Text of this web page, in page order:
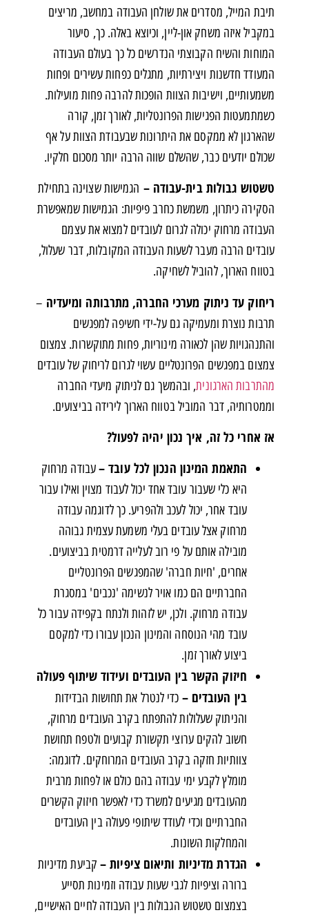
תיבת המייל, מסדרים את שולחן העבודה במחשב, מריצים
במקביל איזה משחק און-ליין, וכיוצא באלה. כך, סיעור
המוחות והשיח הקבוצתי הנדרשים כל כך בעולם העבודה
המעודד חדשנות ויצירתיות, מתגלים כפחות עשירים ופחות
משמעותיים, וישיבות הצוות הופכות להרבה פחות מועילות.
כשמתמעטות הפגישות הפרונטליות, לאורך זמן, קורה
שהארגון לא ממקסם את היתרונות שבעבודת הצוות על אף
שכולם יודעים כבר, שהשלם שווה הרבה יותר מסכום חלקיו.
טשטוש גבולות בית-עבודה – הגמישות שצוינה בתחילת
הסקירה כיתרון, משמשת כחרב פיפיות: הגמישות שמאפשרת
העבודה מרחוק יכולה לגרום לעובדים למצוא את עצמם
עובדים הרבה מעבר לשעות העבודה המקובלות, דבר שעלול,
בטווח הארוך, להוביל לשחיקה.
ריחוק עד ניתוק מערכי החברה, מתרבותה ומיעדיה –
תרבות נוצרת ומעמיקה גם על-ידי חשיפה למפגשים
והתנהגויות שהן לכאורה מינוריות, פחות מתוקשרות. צמצום
צמצום במפגשים הפרונטליים עשוי לגרום לריחוק של עובדים
מהתרבות הארגונית, ובהמשך גם לניתוק מיעדי החברה
וממטרותיה, דבר המוביל בטווח הארוך לירידה בביצועים.
אז אחרי כל זה, איך נכון יהיה לפעול?
התאמת המינון הנכון לכל עובד –עבודה מרחוק
היא כלי שעבור עובד אחד יכול לעבוד מצוין ואילו עבור
עובד אחר, יכול לעכב ולהפריע. כך לדוגמה עבודה
מרחוק אצל עובדים בעלי משמעת עצמית גבוהה
מובילה אותם על פי רוב לעלייה דרמטית בביצועים.
אחרים, 'חיות חברה' שהמפגשים הפרונטליים
החברתיים הם כמו אויר לנשימה 'נכבים' במסגרת
עבודה מרחוק. ולכן, יש לזהות ולנתח בקפידה עבור כל
עובד מהי הנוסחה והמינון הנכון עבורו כדי למקסם
ביצוע לאורך זמן.
חיזוק הקשר בין העובדים ועידוד שיתוף פעולה
בין העובדים – כדי לנטרל את תחושות הבדידות
והניתוק שעלולות להתפתח בקרב העובדים מרחוק,
חשוב להקים ערוצי תקשורת קבועים ולטפח תחושת
צוותיות חזקה בקרב העובדים המרוחקים. לדוגמה:
מומלץ לקבע ימי עבודה בהם כולם או לפחות מרבית
מהעובדים מגיעים למשרד כדי לאפשר חיזוק הקשרים
החברתיים וכדי לעודד שיתופי פעולה בין העובדים
והמחלקות השונות.
הגדרת מדיניות ותיאום ציפיות –קביעת מדיניות
ברורה וציפיות לגבי שעות עבודה וזמינות תסייע
בצמצום טשטוש הגבולות בין העבודה לחיים האישיים,